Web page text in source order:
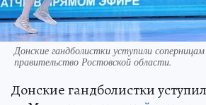
Донские гандболистки уступили
правительство Ростовской области.
Донские гандболистки